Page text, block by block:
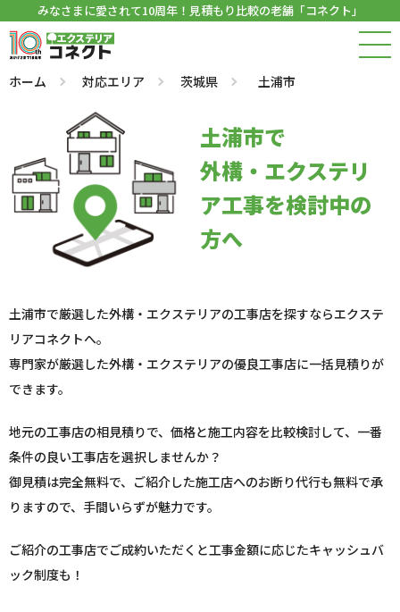
みなさまに愛されて10周年！見積もり比較の老舗「コネクト」
ホーム 対応エリア 茨城県 土浦市
土浦市で
外構・エクステリ
ア工事を検討中の
方へ
土浦市で厳選した外構・エクステリアの工事店を探すならエクステ
リアコネクトへ。
専門家が厳選した外構・エクステリアの優良工事店に一括見積りが
できます。
地元の工事店の相見積りで、価格と施工内容を比較検討して、一番
条件の良い工事店を選択しませんか？
御見積は完全無料で、ご紹介した施工店へのお断り代行も無料で承
りますので、手間いらずが魅力です。
ご紹介の工事店でご成約いただくと工事金額に応じたキャッシュバ
ック制度も！